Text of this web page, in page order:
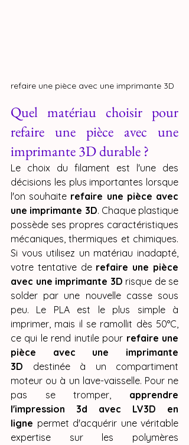
refaire une pièce avec une imprimante 3D
Quel matériau choisir pour
refaire une pièce avec une
imprimante 3D durable ?
Le choix du filament est l'une des
décisions les plus importantes lorsque
l'on souhaite refaire une pièce avec
une imprimante 3D. Chaque plastique
possède ses propres caractéristiques
mécaniques, thermiques et chimiques.
Si vous utilisez un matériau inadapté,
votre tentative de refaire une pièce
avec une imprimante 3D risque de se
solder par une nouvelle casse sous
peu. Le PLA est le plus simple à
imprimer, mais il se ramollit dès 50°C,
ce qui le rend inutile pour refaire une
pièce avec une imprimante
3D destinée à un compartiment
moteur ou à un lave-vaisselle. Pour ne
pas se tromper, apprendre
l'impression 3d avec LV3D en
ligne permet d'acquérir une véritable
expertise sur les polymères